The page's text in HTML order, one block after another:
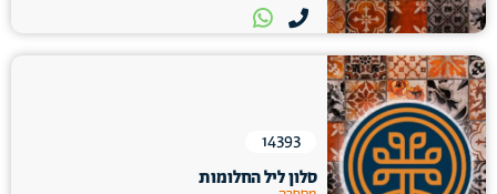
14393
סלון ליל החלומות